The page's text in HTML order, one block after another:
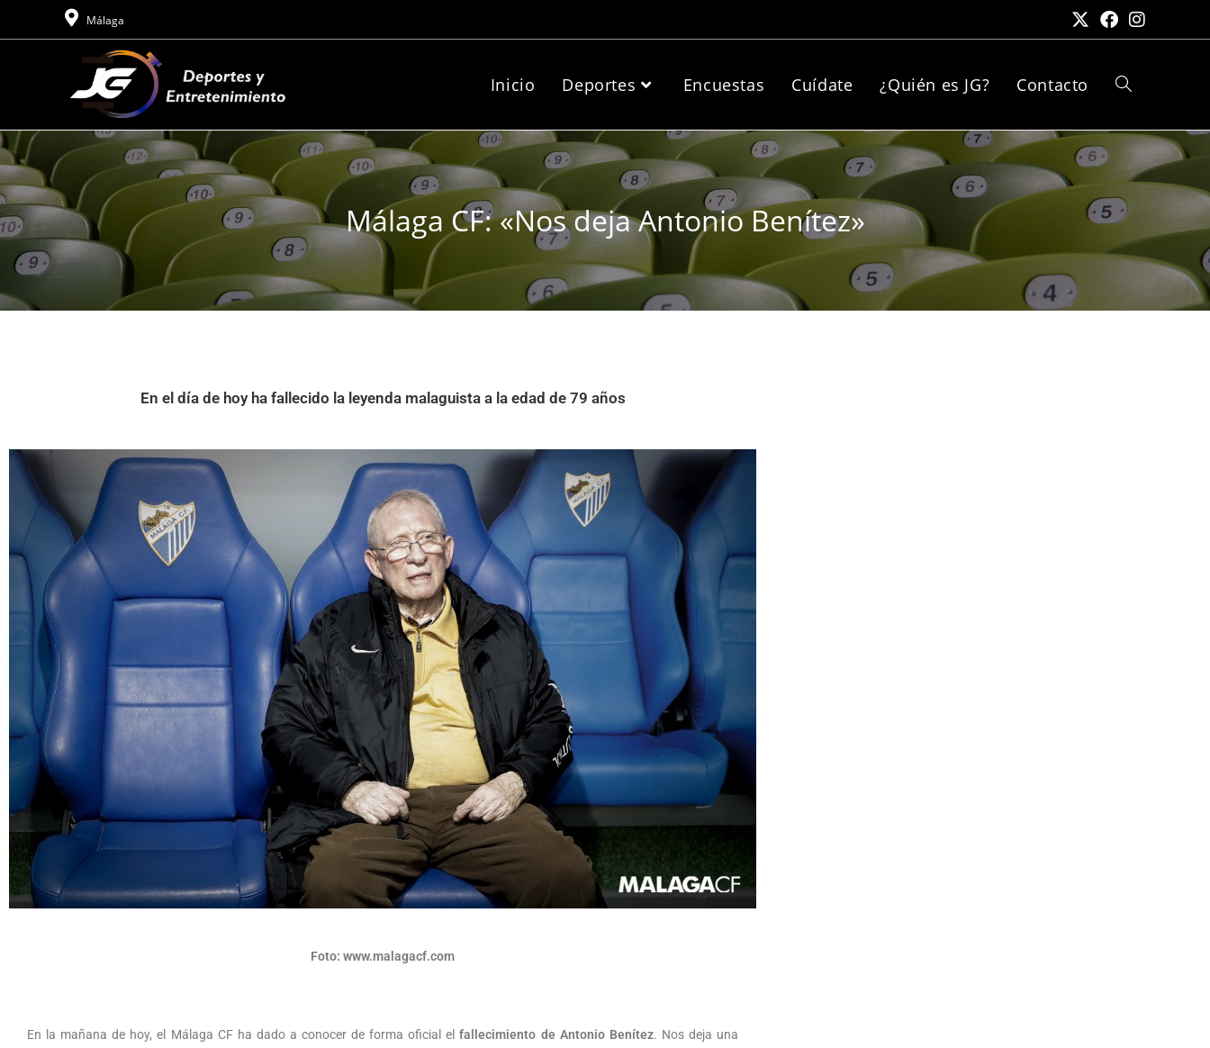
Málaga
Inicio Deportes Encuestas Cuídate ¿Quién es JG? Contacto
Málaga CF: «Nos deja Antonio Benítez»
En el día de hoy ha fallecido la leyenda malaguista a la edad de 79 años
Foto: www.malagacf.com
En la mañana de hoy, el Málaga CF ha dado a conocer de forma oficial elfallecimiento de Antonio Benítez. Nos deja una